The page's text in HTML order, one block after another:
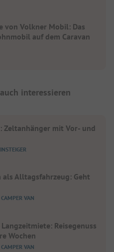
von Volkner Mobil: Das
auf dem Caravan
interessieren
Zeltanhänger mit Vor- und
VAN
als Alltagsfahrzeug: Geht
VAN
Reisegenuss
Wochen